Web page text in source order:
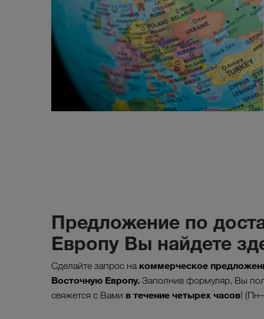
Предложение по
Европу Вы найдете
Сделайте запрос на коммерческое
Восточную Европу. Заполнив формуляр, Вы
свяжется с Вами в течение четырех часов!